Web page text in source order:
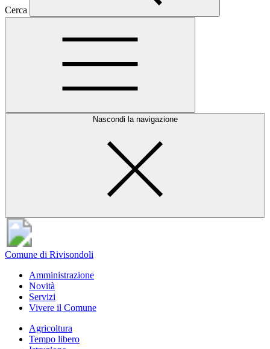
Cerca
Nascondi la navigazione
Comune di Rivisondoli
Amministrazione
Novità
Servizi
Vivere il Comune
Agricoltura
Tempo libero